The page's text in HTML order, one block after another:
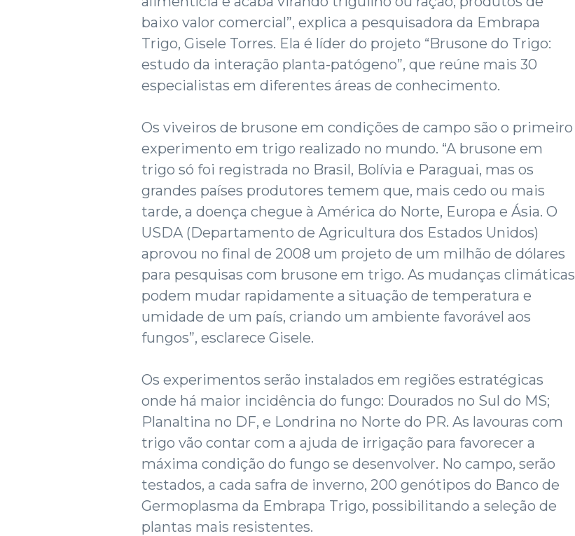
baixo valor comercial”, explica a pesquisadora da Embrapa
Trigo, Gisele Torres. Ela é líder do projeto “Brusone do Trigo:
estudo da interação planta-patógeno”, que reúne mais 30
especialistas em diferentes áreas de conhecimento.
Os viveiros de brusone em condições de campo são o primeiro
experimento em trigo realizado no mundo. “A brusone em
trigo só foi registrada no Brasil, Bolívia e Paraguai, mas os
grandes países produtores temem que, mais cedo ou mais
tarde, a doença chegue à América do Norte, Europa e Ásia. O
USDA (Departamento de Agricultura dos Estados Unidos)
aprovou no final de 2008 um projeto de um milhão de dólares
para pesquisas com brusone em trigo. As mudanças climáticas
podem mudar rapidamente a situação de temperatura e
umidade de um país, criando um ambiente favorável aos
fungos”, esclarece Gisele.
Os experimentos serão instalados em regiões estratégicas
onde há maior incidência do fungo: Dourados no Sul do MS;
Planaltina no DF, e Londrina no Norte do PR. As lavouras com
trigo vão contar com a ajuda de irrigação para favorecer a
máxima condição do fungo se desenvolver. No campo, serão
testados, a cada safra de inverno, 200 genótipos do Banco de
Germoplasma da Embrapa Trigo, possibilitando a seleção de
plantas mais resistentes.